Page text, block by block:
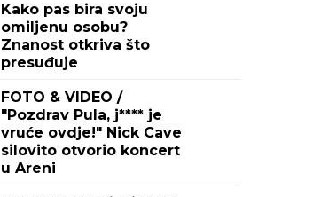
Kako pas bira svoju
omiljenu osobu?
Znanost otkriva što
presuđuje
FOTO & VIDEO /
"Pozdrav Pula, j**** je
vruće ovdje!" Nick Cave
silovito otvorio koncert
u Areni